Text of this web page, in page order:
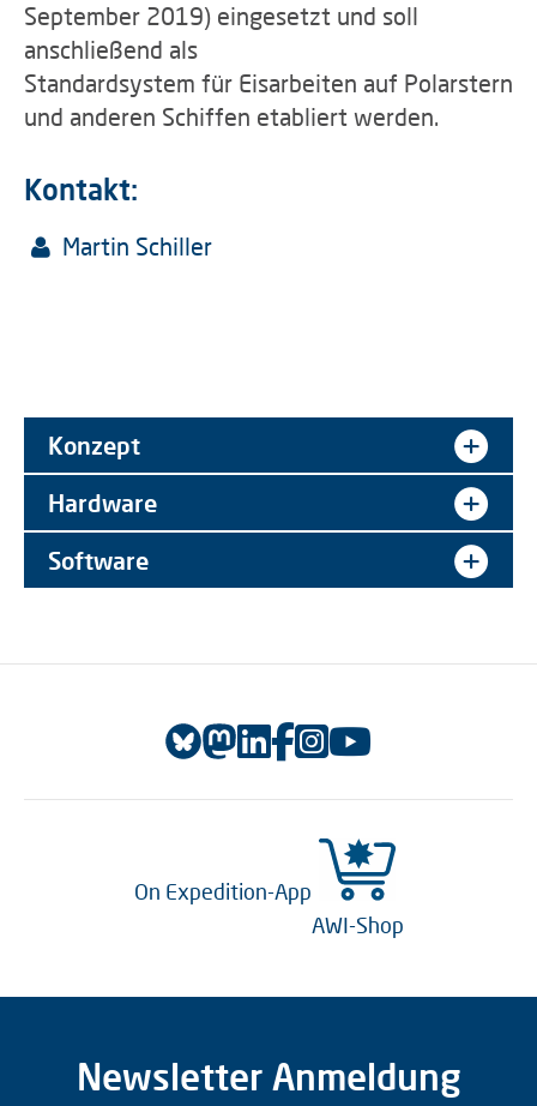
September 2019) eingesetzt und soll
anschließend als
Standardsystem für Eisarbeiten auf Polarstern
und anderen Schiffen etabliert werden.
Kontakt:
Martin Schiller
Konzept
Hardware
Software
On Expedition-App
AWI-Shop
Newsletter Anmeldung